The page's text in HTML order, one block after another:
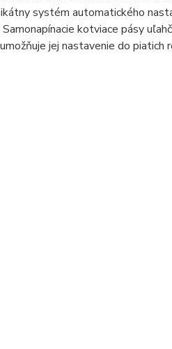
systém automatického
kotviace pásy
jej nastavenie do piatich